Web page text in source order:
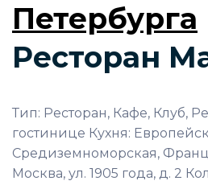
Петербурга
Ресторан
Тип: Ресторан, Кафе, Клуб,
гостинице Кухня:
Средиземноморская,
Москва, ул. 1905 года, д. 2